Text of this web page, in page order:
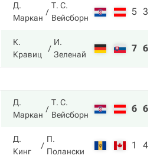
Д.
Маркан
Т. С.
Вейсборн
5 3
К.
Кравиц
И.
Зеленай
7 6
Д.
Маркан
Т. С.
Вейсборн
6 6
Д.
Кинг
П.
Полански
1 4